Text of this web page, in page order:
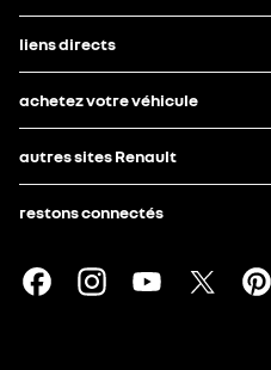
liens directs
achetez votre véhicule
autres sites Renault
restons connectés